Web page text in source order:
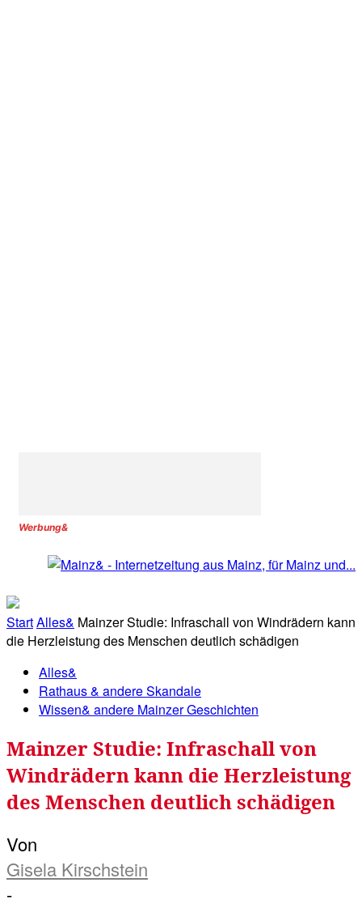
Werbung&
StartAlles& Mainzer Studie: Infraschall von Windrädern kann
die Herzleistung des Menschen deutlich schädigen
Alles&
Rathaus & andere Skandale
Wissen& andere Mainzer Geschichten
Mainzer Studie: Infraschall von
Windrädern kann die Herzleistung
des Menschen deutlich schädigen
Von
Gisela Kirschstein
-